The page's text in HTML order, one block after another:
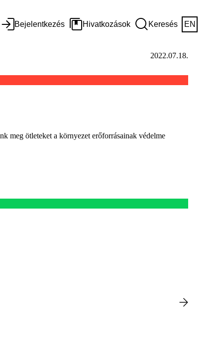
Bejelentkezés Hivatkozások Keresés EN
2022.07.18.
meg ötleteket a környezet erőforrásainak védelme